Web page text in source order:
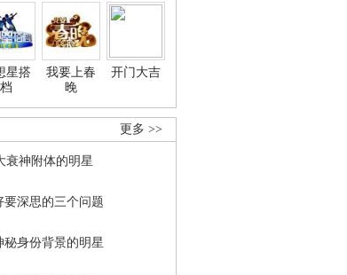
星搭
档
我要上春
晚
开门大吉
更多 >>
衰神附体的明星
要深思的三个问题
身份背景的明星